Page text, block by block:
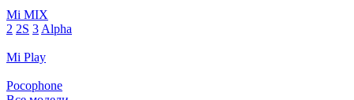
Mi MIX
2 2S 3 Alpha
Mi Play
Pocophone